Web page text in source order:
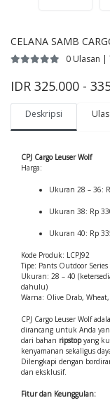
CELANA SAMB
0 Ulasan |
IDR 325.000 -
Deskripsi
CPJ Cargo Leuser Wolf
Harga:
Ukuran 28 – 36:
Ukuran 38: Rp
Ukuran 40: Rp
Kode Produk: LCPJ92
Tipe: Pants Outdoor Series
Ukuran: 28 – 40
dahulu)
Warna: Olive Drab,
CPJ Cargo Leuser Wolf
dirancang untuk Anda
dari bahan ripstopyang
kenyamanan sekaligus
Dilengkapi dengan
dan eksklusif.
Fitur dan Keunggulan: